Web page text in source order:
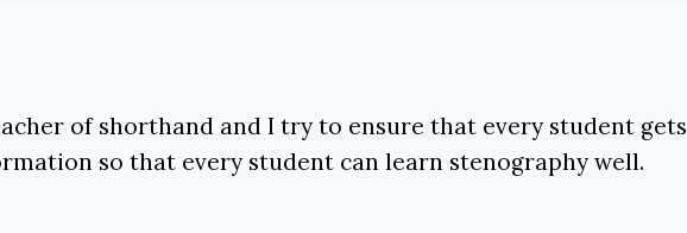
of shorthand and I try to ensure that every student gets
so that every student can learn stenography well.